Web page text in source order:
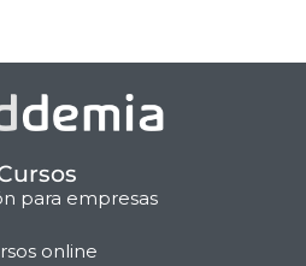
para empresas
online